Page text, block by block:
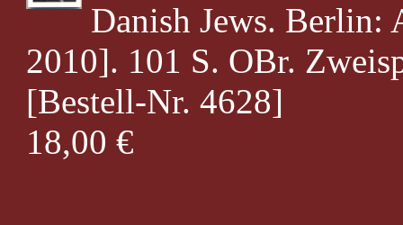
Danish Jews. Berlin:
2010]. 101 S. OBr.
[Bestell-Nr. 4628]
18,00 €